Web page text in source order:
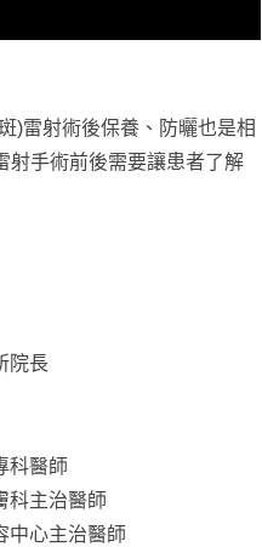
)雷射術後保養、防曬也是相
射手術前後需要讓患者了解
院長
科醫師
科主治醫師
中心主治醫師